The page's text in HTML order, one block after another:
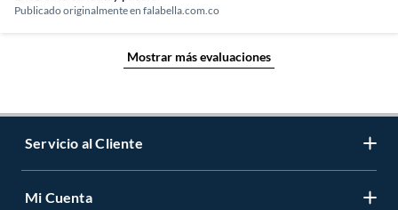
Publicado originalmente en falabella.com.co
Mostrar más evaluaciones
Servicio al Cliente
Contáctanos
Mi Cuenta